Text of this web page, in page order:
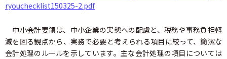
ryouchecklist150325-2.pdf
中小会計要領は、中小企業の実態への配慮と、税務や事務負担軽
減を図る観点から、実務で必要と考えられる項目に絞って、簡潔な
会計処理のルールを示しています。主な会計処理の項目については